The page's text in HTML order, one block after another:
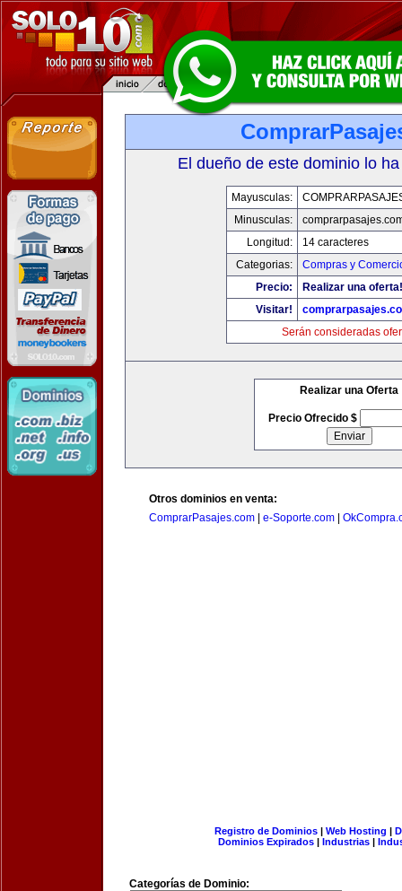
El dueño de este dominio lo
Mayusculas:
Minusculas:
Longitud:
14 caracteres
Categorias:
Compras y
Precio:
Realizar una oferta!
Visitar!
Serán consideradas
Realizar una Oferta
Precio Ofrecido $
Otros dominios en venta:
ComprarPasajes.com
e-Soporte.com
Registro de Dominios| Web Hosting |
Dominios Expirados | Industrias |
Categorías de Dominio: